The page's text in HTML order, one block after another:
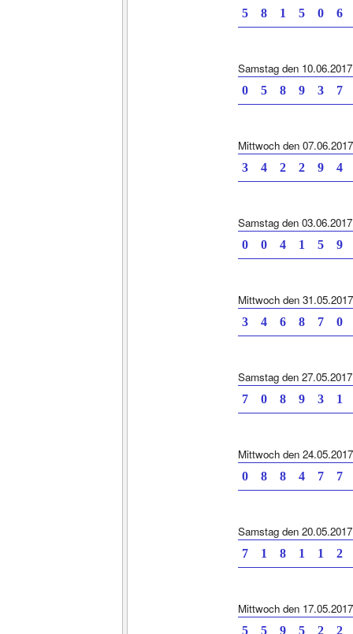
5 8 1 5 0 6
Samstag den 10.06.2017
0 5 8 9 3 7
Mittwoch den 07.06.2017
3 4 2 2 9 4
Samstag den 03.06.2017
0 0 4 1 5 9
Mittwoch den 31.05.2017
3 4 6 8 7 0
Samstag den 27.05.2017
7 0 8 9 3 1
Mittwoch den 24.05.2017
0 8 8 4 7 7
Samstag den 20.05.2017
7 1 8 1 1 2
Mittwoch den 17.05.2017
5 5 9 5 2 2